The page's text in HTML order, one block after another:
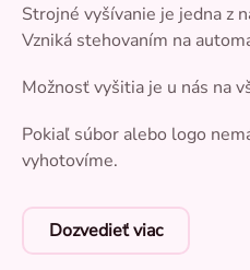
Strojné vyšívanie je jedna z
Vzniká stehovaním na
Možnosť vyšitia je u nás na
Pokiaľ súbor alebo logo
vyhotovíme.
Dozvedieť viac